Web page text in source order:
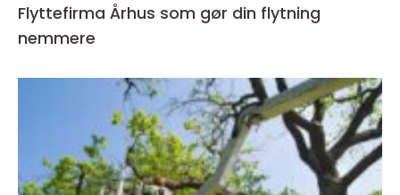
Flyttefirma Århus som gør din flytning
nemmere